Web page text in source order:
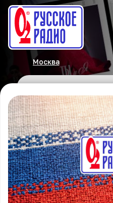
Москва